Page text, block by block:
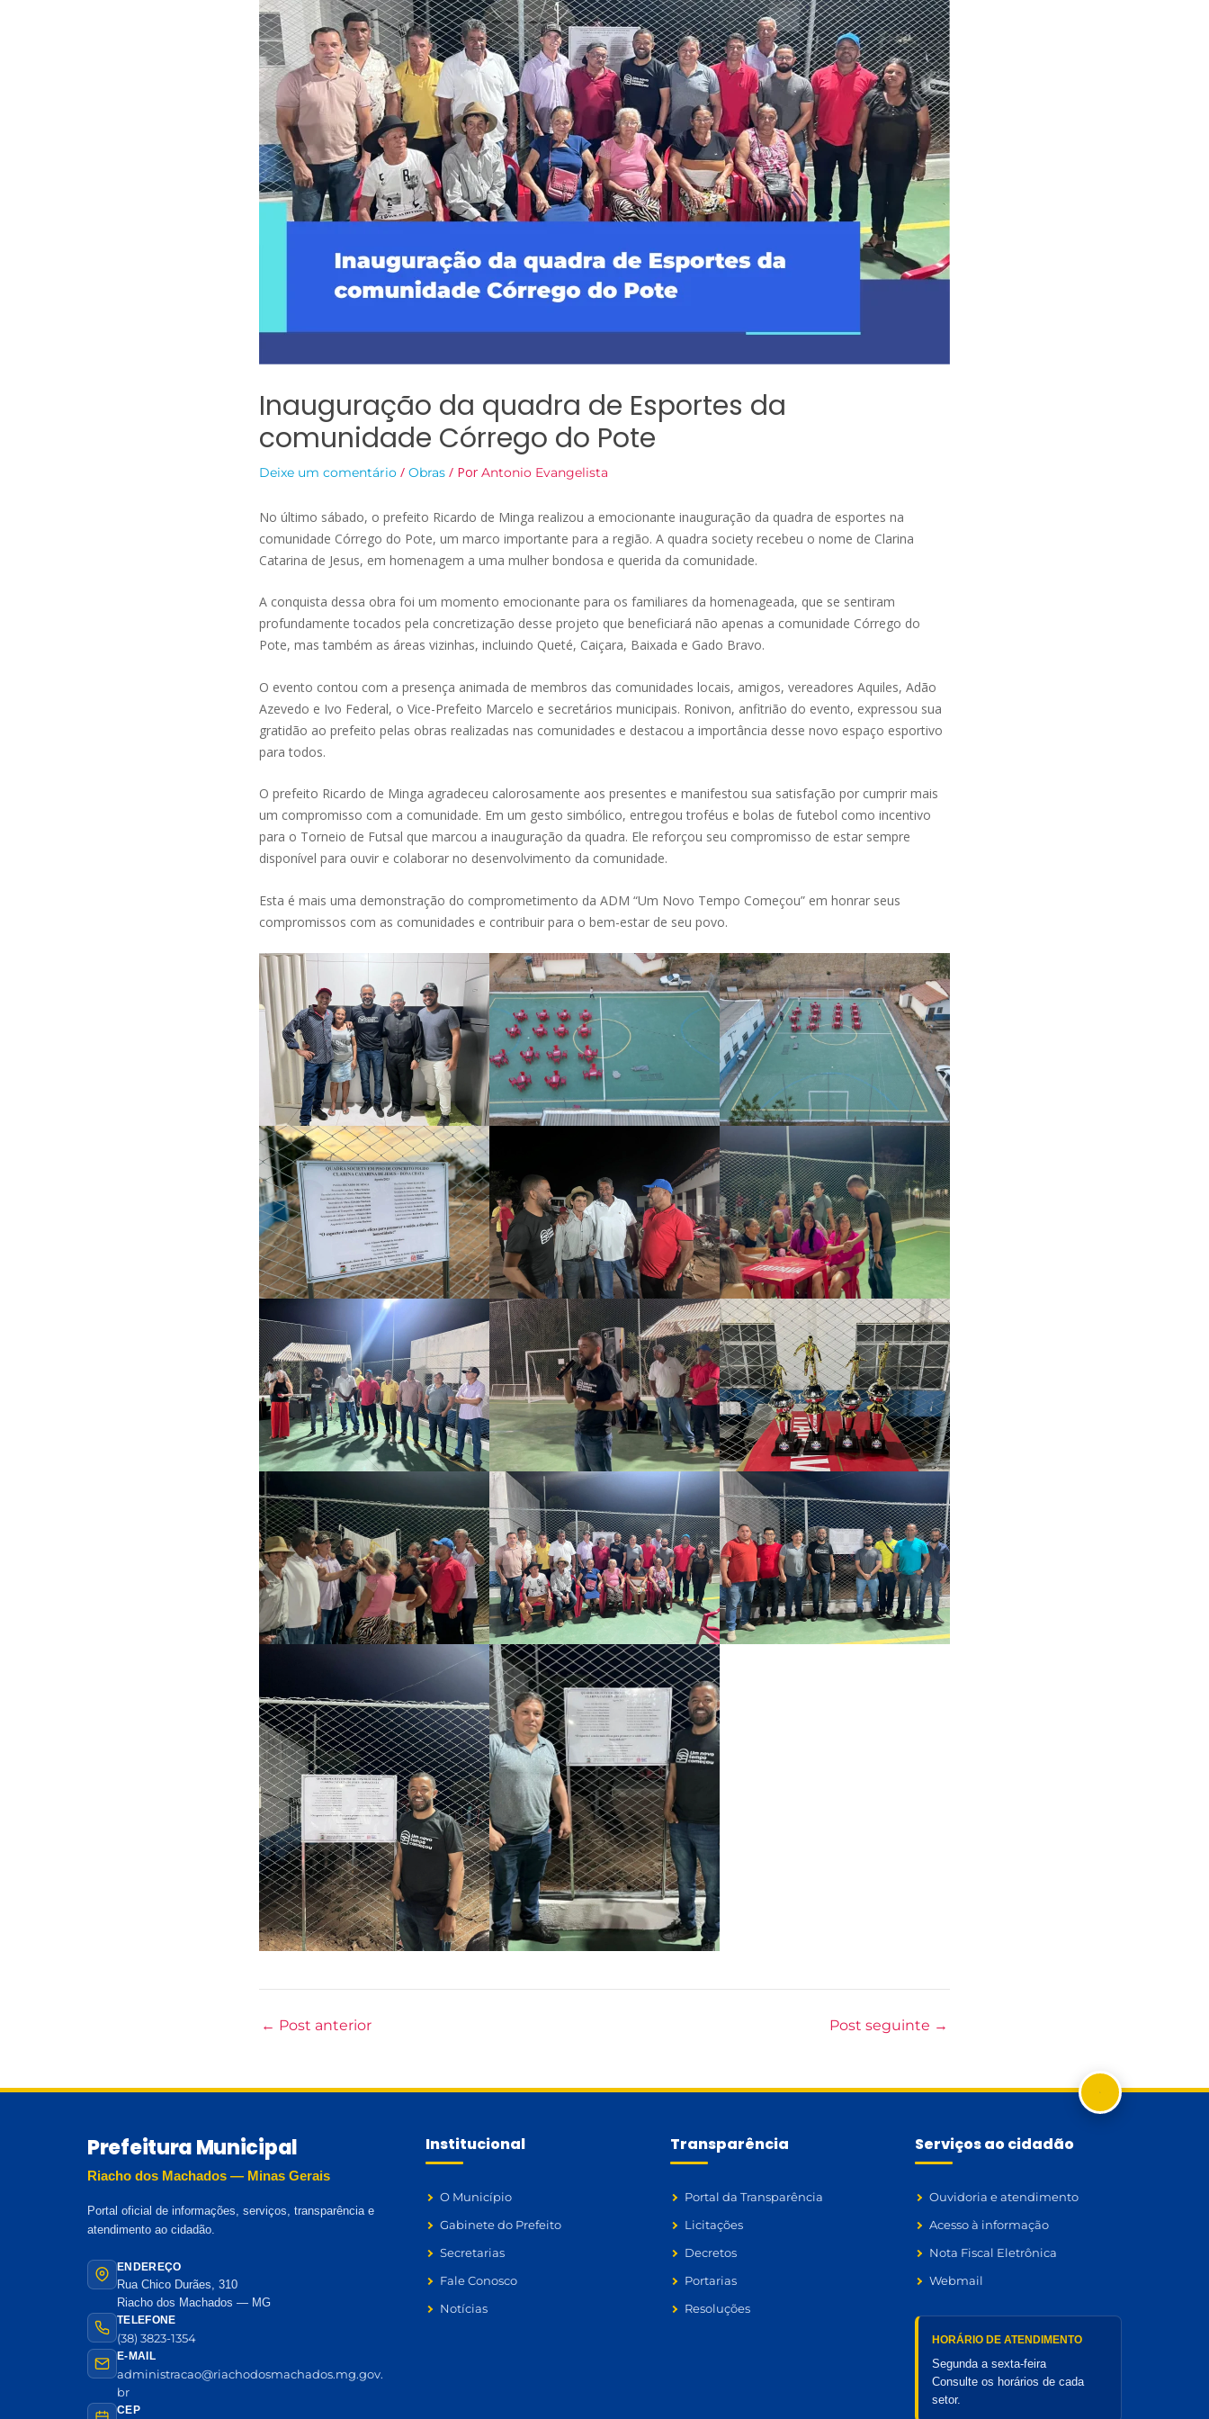
Inauguração da quadra de Esportes da
comunidade Córrego do Pote
Deixe um comentário / Obras / Por Antonio Evangelista
No último sábado, o prefeito Ricardo de Minga realizou a emocionante inauguração da quadra de esportes na
comunidade Córrego do Pote, um marco importante para a região. A quadra society recebeu o nome de Clarina
Catarina de Jesus, em homenagem a uma mulher bondosa e querida da comunidade.
A conquista dessa obra foi um momento emocionante para os familiares da homenageada, que se sentiram
profundamente tocados pela concretização desse projeto que beneficiará não apenas a comunidade Córrego do
Pote, mas também as áreas vizinhas, incluindo Queté, Caiçara, Baixada e Gado Bravo.
O evento contou com a presença animada de membros das comunidades locais, amigos, vereadores Aquiles, Adão
Azevedo e Ivo Federal, o Vice-Prefeito Marcelo e secretários municipais. Ronivon, anfitrião do evento, expressou sua
gratidão ao prefeito pelas obras realizadas nas comunidades e destacou a importância desse novo espaço esportivo
para todos.
O prefeito Ricardo de Minga agradeceu calorosamente aos presentes e manifestou sua satisfação por cumprir mais
um compromisso com a comunidade. Em um gesto simbólico, entregou troféus e bolas de futebol como incentivo
para o Torneio de Futsal que marcou a inauguração da quadra. Ele reforçou seu compromisso de estar sempre
disponível para ouvir e colaborar no desenvolvimento da comunidade.
Esta é mais uma demonstração do comprometimento da ADM “Um Novo Tempo Começou” em honrar seus
compromissos com as comunidades e contribuir para o bem-estar de seu povo.
← Post anterior Post seguinte →
Prefeitura Municipal
Riacho dos Machados — Minas Gerais
Portal oficial de informações, serviços, transparência e
atendimento ao cidadão.
ENDEREÇO
Rua Chico Durães, 310
Riacho dos Machados — MG
TELEFONE
(38) 3823-1354
E-MAIL
administracao@riachodosmachados.mg.gov.
br
CEP
Institucional
O Município
Gabinete do Prefeito
Secretarias
Fale Conosco
Notícias
Transparência
Portal da Transparência
Licitações
Decretos
Portarias
Resoluções
Serviços ao cidadão
Ouvidoria e atendimento
Acesso à informação
Nota Fiscal Eletrônica
Webmail
HORÁRIO DE ATENDIMENTO
Segunda a sexta-feira
Consulte os horários de cada
setor.